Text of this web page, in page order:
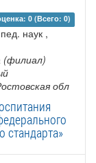
0 (Всего: 0)
наук ,
(филиал)
обл
стандарта»